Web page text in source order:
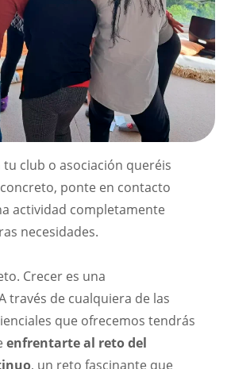
tu club o asociación queréis
ponte en contacto
actividad completamente
necesidades.
Crecer es una
través de cualquiera de las
que ofrecemos tendrás
enfrentarte al reto del
, un reto fascinante que